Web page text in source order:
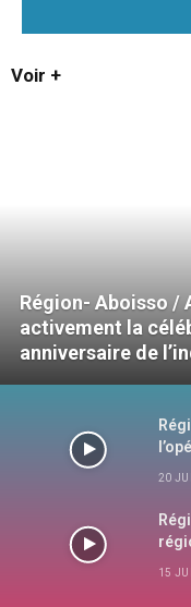
Voir +
Région- Aboisso /
activement la
anniversaire de
20
15